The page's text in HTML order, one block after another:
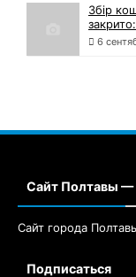
Збір
6
Сайт Полтавы —
Сайт города
Подписаться